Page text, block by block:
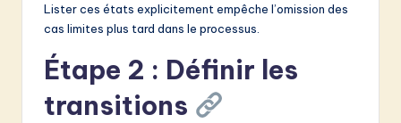
Lister ces états explicitement empêche l’omission des
cas limites plus tard dans le processus.
Étape 2 : Définir les
transitions